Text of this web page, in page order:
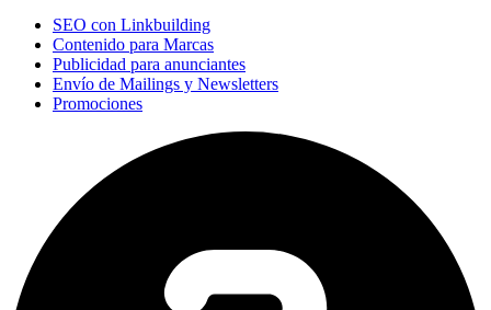
SEO con Linkbuilding
Contenido para Marcas
Publicidad para anunciantes
Envío de Mailings y Newsletters
Promociones